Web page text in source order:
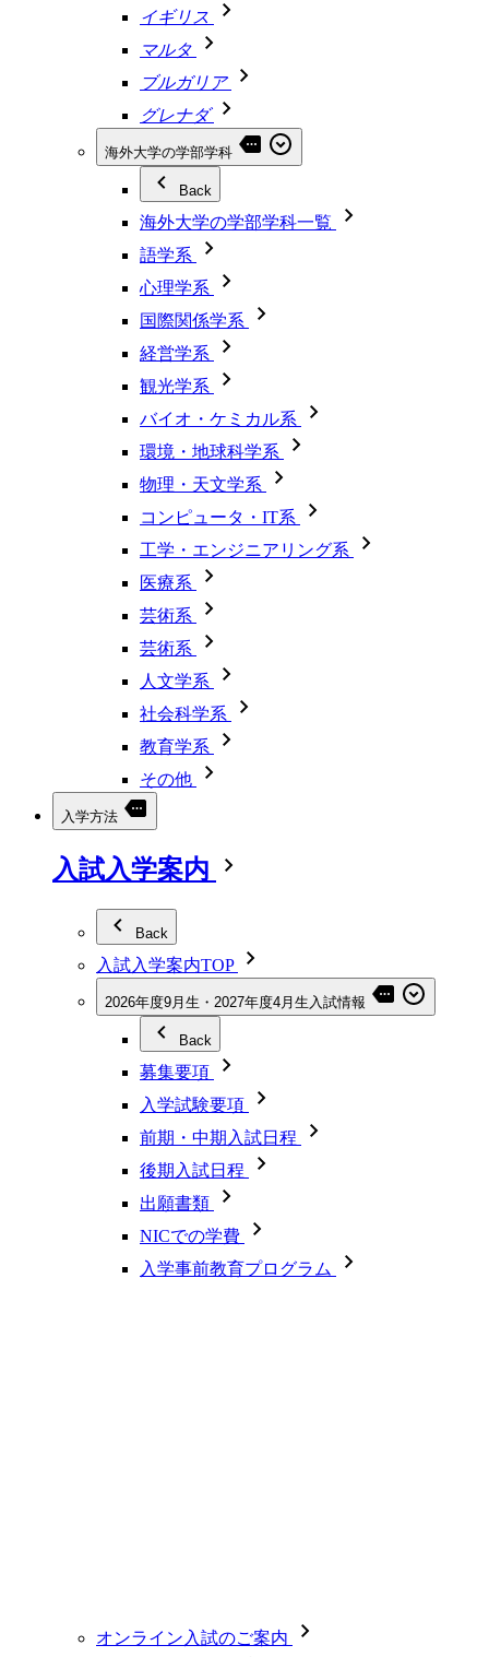
イギリス
マルタ
ブルガリア
グレナダ
海外大学の学部学科
Back
海外大学の学部学科一覧
語学系
心理学系
国際関係学系
経営学系
観光学系
バイオ・ケミカル系
環境・地球科学系
物理・天文学系
コンピュータ・IT系
工学・エンジニアリング系
医療系
芸術系
芸術系
人文学系
社会科学系
教育学系
その他
入学方法
入試入学案内
Back
入試入学案内TOP
2026年度9月生・2027年度4月生入試情報
Back
募集要項
入学試験要項
前期・中期入試日程
後期入試日程
出願書類
NICでの学費
入学事前教育プログラム
オンライン入試のご案内